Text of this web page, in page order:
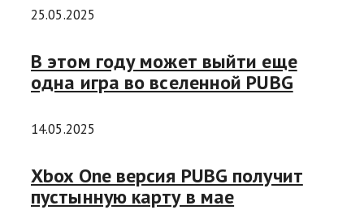
25.05.2025
В этом году может выйти еще
одна игра во вселенной PUBG
14.05.2025
Xbox One версия PUBG получит
пустынную карту в мае